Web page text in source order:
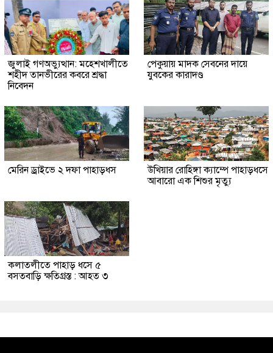
জুলাই গণঅভ্যুত্থান: মহেশখালীতে
শহীদ তানভীরের কবরে শ্রদ্ধা
নিবেদন
পেকুয়ায় মাদক সেবনের দায়ে
যুবকের কারাদণ্ড
মেরিন ড্রাইভে ২ দফা পাহাড়ধস
উখিয়ার রোহিঙ্গা ক্যাম্পে পাহাড়ধসে
আবারো এক শিশুর মৃত্যু
কলাতলীতে পাহাড় ধসে ৫
বসতবাড়ি ক্ষতিগ্রস্ত : আহত ৩